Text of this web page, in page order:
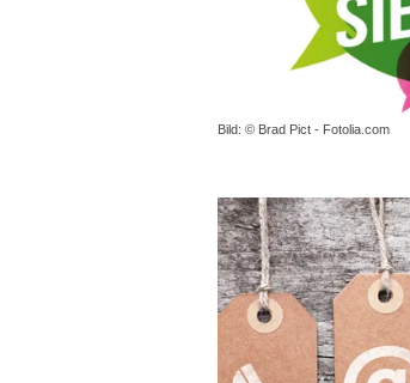
Bild: © Brad Pict - Fotolia.com